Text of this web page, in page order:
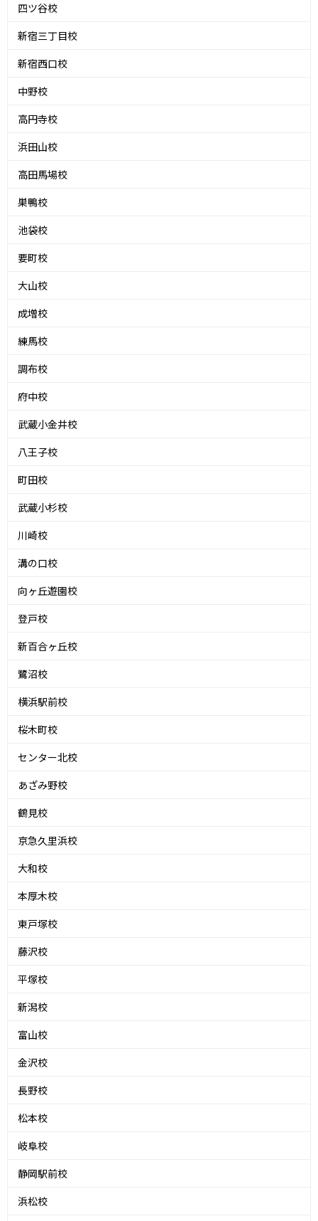
四ツ谷校
新宿三丁目校
新宿西口校
中野校
高円寺校
浜田山校
高田馬場校
巣鴨校
池袋校
要町校
大山校
成増校
練馬校
調布校
府中校
武蔵小金井校
八王子校
町田校
武蔵小杉校
川崎校
溝の口校
向ヶ丘遊園校
登戸校
新百合ヶ丘校
鷺沼校
横浜駅前校
桜木町校
センター北校
あざみ野校
鶴見校
京急久里浜校
大和校
本厚木校
東戸塚校
藤沢校
平塚校
新潟校
富山校
金沢校
長野校
松本校
岐阜校
静岡駅前校
浜松校